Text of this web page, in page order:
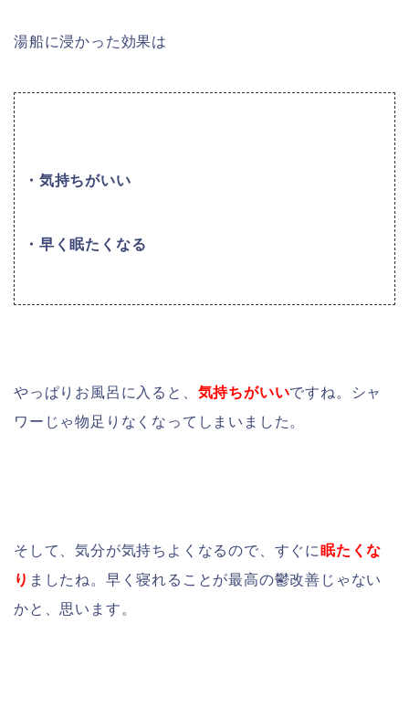
湯船に浸かった効果は
・気持ちがいい
・早く眠たくなる
やっぱりお風呂に入ると、 気持ちがいいですね。シャ
ワーじゃ物足りなくなってしまいました。
そして、気分が気持ちよくなるので、すぐに眠たくな
り ましたね。早く寝れることが最高の鬱改善じゃない
かと、思います。